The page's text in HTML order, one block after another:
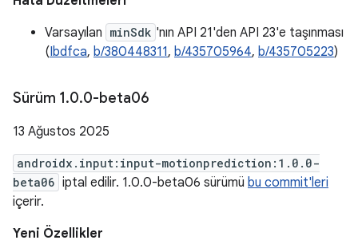
Varsayılan minSdk 'nın API 21'den API 23'e taşınması
(Ibdfca, b/380448311, b/435705964, b/435705223)
Sürüm 1.0.0-beta06
13 Ağustos 2025
androidx.input:input-motionprediction:1.0.0-
beta06 iptal edilir. 1.0.0-beta06 sürümü bu commit'leri
içerir.
Yeni Özellikler